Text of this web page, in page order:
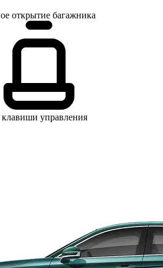
открытие багажника
управления